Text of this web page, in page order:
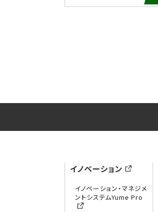
イノベーション
イノベーション・マネジメ
ントシステムYume Pro